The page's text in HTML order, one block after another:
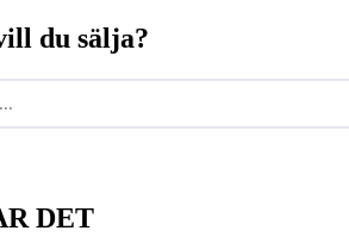
du sälja?
DET